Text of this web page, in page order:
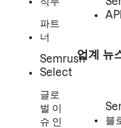
파트
너
Semrush
Select
글로
벌 이
슈 인
업계 뉴
블